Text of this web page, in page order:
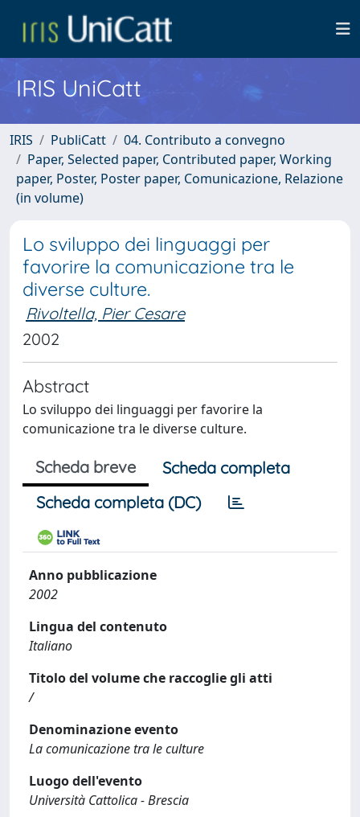
IRIS UniCatt
IRIS PubliCatt
04. Contributo a convegno
Paper, Selected paper, Contributed paper, Working
paper, Poster, Poster paper, Comunicazione, Relazione
(in volume)
Lo sviluppo dei linguaggi per
favorire la comunicazione tra le
diverse culture.
Rivoltella, Pier Cesare
2002
Abstract
Lo sviluppo dei linguaggi per favorire la
comunicazione tra le diverse culture.
Scheda breve
Scheda completa
Scheda completa (DC)
Anno pubblicazione
2002
Lingua del contenuto
Italiano
Titolo del volume che raccoglie gli atti
/
Denominazione evento
La comunicazione tra le culture
Luogo dell'evento
Università Cattolica - Brescia